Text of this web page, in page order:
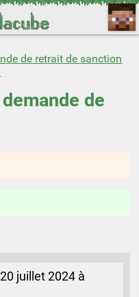
de retrait de sanction
de
juillet 2024 à